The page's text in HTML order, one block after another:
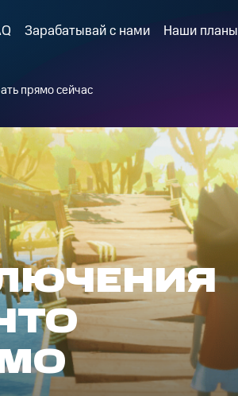
Зарабатывай с нами Наши планы
прямо сейчас